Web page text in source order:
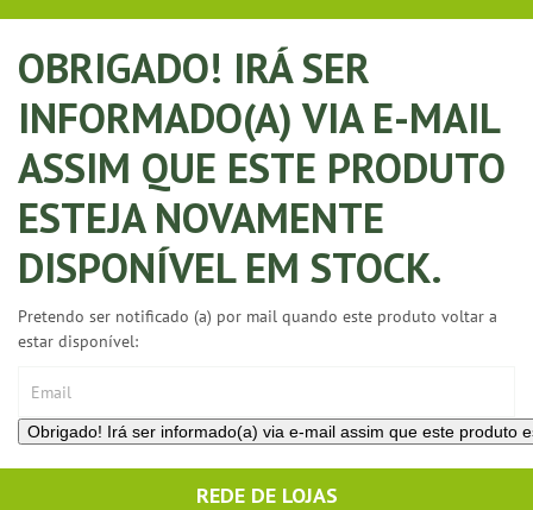
OBRIGADO! IRÁ SER
INFORMADO(A) VIA E-MAIL
ASSIM QUE ESTE PRODUTO
ESTEJA NOVAMENTE
DISPONÍVEL EM STOCK.
Pretendo ser notificado (a) por mail quando este produto voltar a
estar disponível:
REDE DE LOJAS